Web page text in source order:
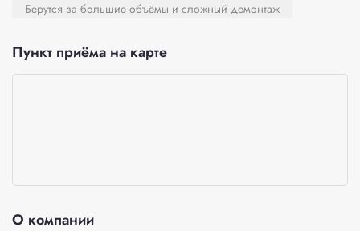
Берутся за большие объёмы и сложный демонтаж
Пункт приёма на карте
О компании